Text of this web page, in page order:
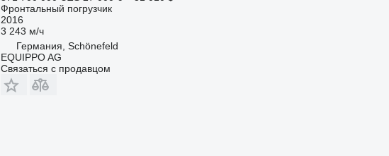
Фронтальный погрузчик
2016
3 243 м/ч
Германия, Schönefeld
EQUIPPO AG
Связаться с продавцом